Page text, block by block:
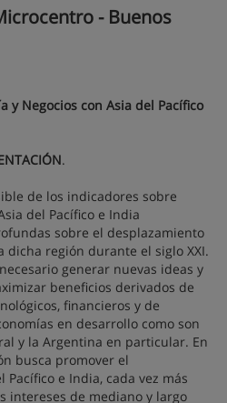
- Buenos
y Negocios con Asia del Pacífico
.
de los indicadores sobre
del Pacífico e India
sobre el desplazamiento
región durante el siglo XXI.
generar nuevas ideas y
beneficios derivados de
financieros y de
en desarrollo como son
y la Argentina en particular. En
busca promover el
e India, cada vez más
intereses de mediano y largo